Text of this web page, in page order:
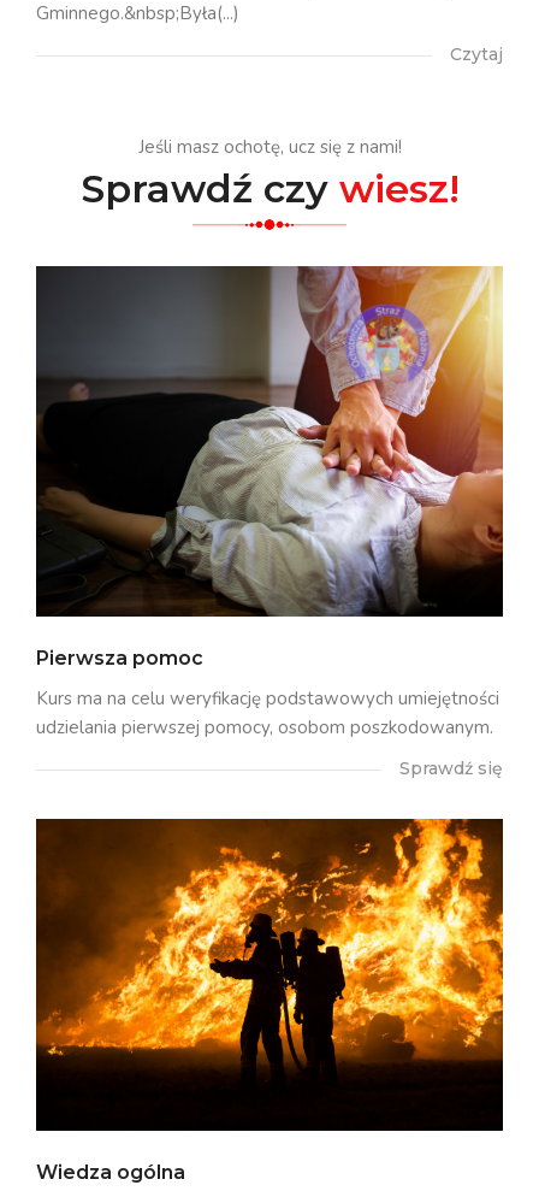
Gminnego.&nbsp;Była(...)
Czytaj
Jeśli masz ochotę, ucz się z nami!
Sprawdź czy wiesz!
Pierwsza pomoc
Kurs ma na celu weryfikację podstawowych umiejętności
udzielania pierwszej pomocy, osobom poszkodowanym.
Sprawdź się
Wiedza ogólna